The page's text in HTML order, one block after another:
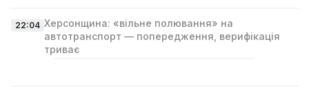
22:04 Херсонщина: «вільне полювання» на
автотранспорт — попередження, верифікація
триває